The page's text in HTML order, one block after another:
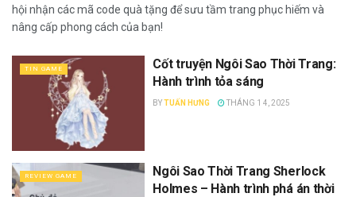
hội nhận các mã code quà tặng để sưu tầm trang phục hiếm và
nâng cấp phong cách của bạn!
TIN GAME
Cốt truyện Ngôi Sao Thời Trang:
Hành trình tỏa sáng
BYTUẤN HƯNG THÁNG 1 4, 2025
REVIEW GAME
Ngôi Sao Thời Trang Sherlock
Holmes – Hành trình phá án thời